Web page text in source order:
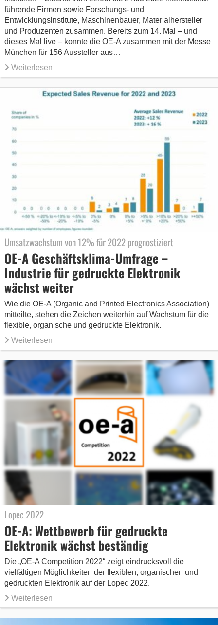
führende Firmen sowie Forschungs- und
Entwicklungsinstitute, Maschinenbauer, Materialhersteller
und Produzenten zusammen. Bereits zum 14. Mal – und
dieses Mal live – konnte die OE-A zusammen mit der Messe
München für 156 Aussteller aus…
Weiterlesen
Umsatzwachstum von 12% für 2022 prognostiziert
OE-A Geschäftsklima-Umfrage –
Industrie für gedruckte Elektronik
wächst weiter
Wie die OE-A (Organic and Printed Electronics Association)
mitteilte, stehen die Zeichen weiterhin auf Wachstum für die
flexible, organische und gedruckte Elektronik.
Weiterlesen
Lopec 2022
OE-A: Wettbewerb für gedruckte
Elektronik wächst beständig
Die „OE-A Competition 2022“ zeigt eindrucksvoll die
vielfältigen Möglichkeiten der flexiblen, organischen und
gedruckten Elektronik auf der Lopec 2022.
Weiterlesen